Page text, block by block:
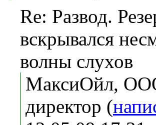
Re: Развод.
вскрывался
волны слухов
МаксиОйл,
директор (